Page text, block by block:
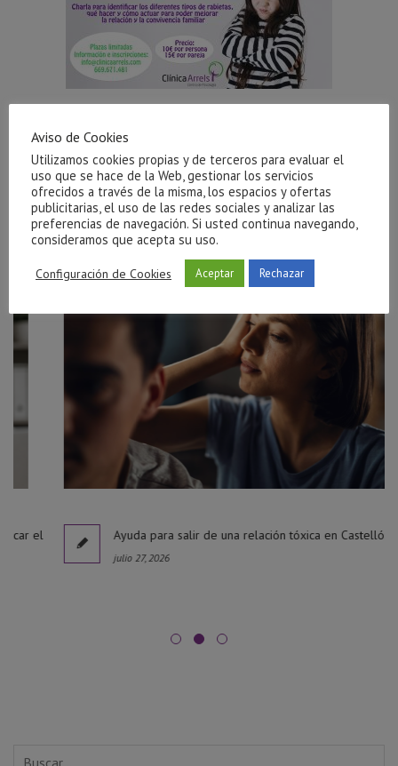
Publicaciones Relacionadas
Ayuda para salir de una relación tóxica en Castellón
julio 27, 2026
Aviso de Cookies
Utilizamos cookies propias y de terceros para evaluar el
uso que se hace de la Web, gestionar los servicios
ofrecidos a través de la misma, los espacios y ofertas
publicitarias, el uso de las redes sociales y analizar las
preferencias de navegación. Si usted continua navegando,
consideramos que acepta su uso.
Configuración de Cookies Aceptar Rechazar